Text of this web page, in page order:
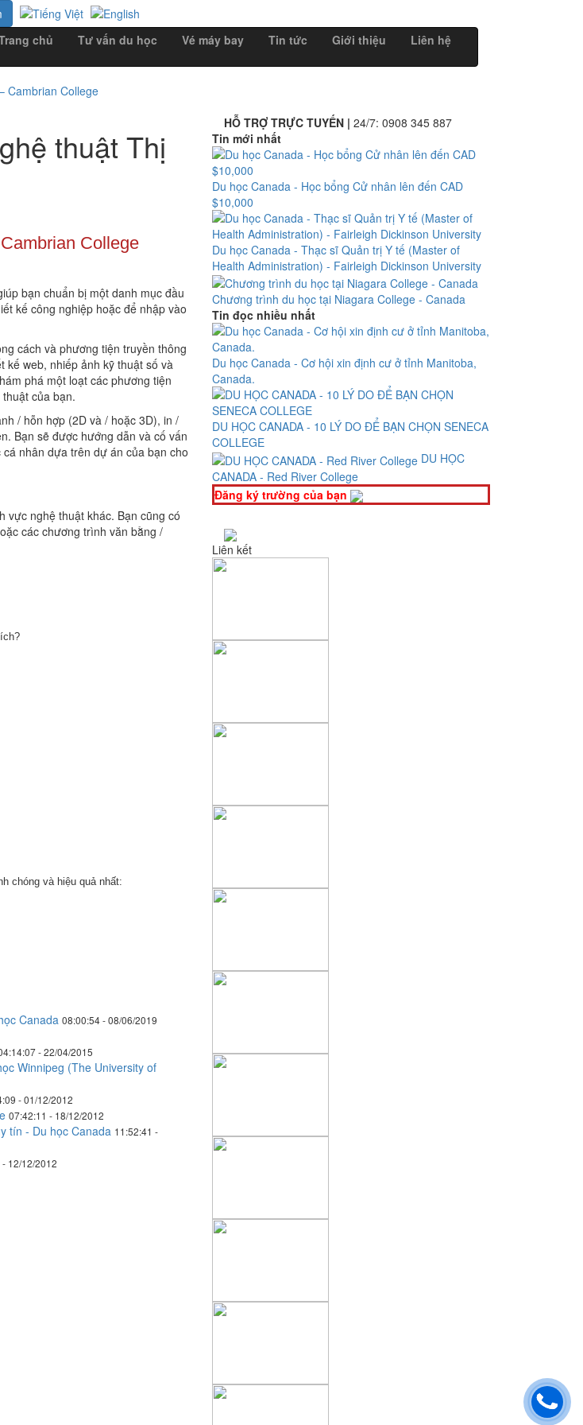
chủ Tư vấn du học Vé máy bay Tin tức Giới thiệu Liên hệ
Cambrian College
thuật Thị
College
bạn chuẩn bị một danh mục đầu
kế công nghiệp hoặc để nhập vào
cách và phương tiện truyền thông
kế web, nhiếp ảnh kỹ thuật số và
phá một loạt các phương tiện
của bạn.
/ hỗn hợp (2D và / hoặc 3D), in /
Bạn sẽ được hướng dẫn và cố vấn
nhân dựa trên dự án của bạn cho
vực nghệ thuật khác. Bạn cũng có
các chương trình văn bằng /
chóng và hiệu quả nhất:
Canada 08:00:54 - 08/06/2019
- 22/04/2015
Winnipeg (The University of
- 01/12/2012
07:42:11 - 18/12/2012
tín - Du học Canada 11:52:41 -
12/12/2012
HỖ TRỢ TRỰC TUYẾN | 24/7: 0908 345 887
Tin mới nhất
Du học Canada - Học bổng Cử nhân lên đến CAD
$10,000
Du học Canada - Thạc sĩ Quản trị Y tế (Master of
Health Administration) - Fairleigh Dickinson University
Chương trình du học tại Niagara College - Canada
Tin đọc nhiều nhất
Du học Canada - Cơ hội xin định cư ở tỉnh Manitoba,
Canada.
DU HỌC CANADA - 10 LÝ DO ĐỂ BẠN CHỌN SENECA
COLLEGE
DU HỌC
CANADA - Red River College
Đăng ký trường của bạn
Liên kết